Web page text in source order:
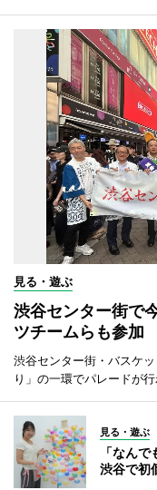
見る・遊ぶ
渋谷センター街で
ツチームらも参加
渋谷センター街・バスケ
り」の一環でパレードが行
見る・遊ぶ
「なん
渋谷で初